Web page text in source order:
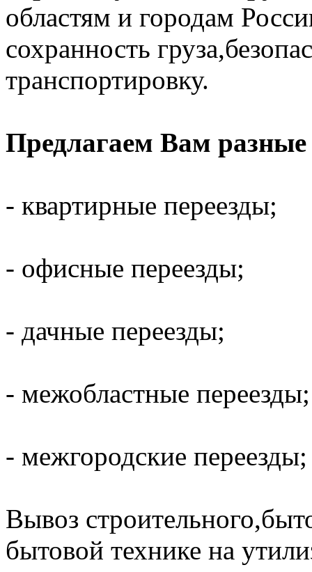
областям и городам
сохранность
транспортировку.
Предлагаем Вам
- квартирные переезды;
- офисные переезды;
- дачные переезды;
- межобластные переезды;
- межгородские переезды;
Вывоз
бытовой технике на